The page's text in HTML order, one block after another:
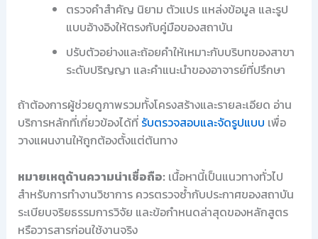
ตรวจคำสำคัญ นิยาม ตัวแปร แหล่งข้อมูล และรูป
แบบอ้างอิงให้ตรงกับคู่มือของสถาบัน
ปรับตัวอย่างและถ้อยคำให้เหมาะกับบริบทของสาขา
ระดับปริญญา และคำแนะนำของอาจารย์ที่ปรึกษา
ถ้าต้องการผู้ช่วยดูภาพรวมทั้งโครงสร้างและรายละเอียด อ่าน
บริการหลักที่เกี่ยวข้องได้ที่ รับตรวจสอบและจัดรูปแบบ เพื่อ
วางแผนงานให้ถูกต้องตั้งแต่ต้นทาง
หมายเหตุด้านความน่าเชื่อถือ: เนื้อหานี้เป็นแนวทางทั่วไป
สำหรับการทำงานวิชาการ ควรตรวจซ้ำกับประกาศของสถาบัน
ระเบียบจริยธรรมการวิจัย และข้อกำหนดล่าสุดของหลักสูตร
หรือวารสารก่อนใช้งานจริง